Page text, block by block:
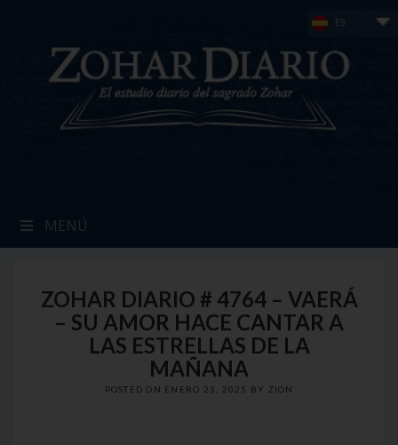
ES
MENÚ
ZOHAR DIARIO # 4764 – VAERÁ
– SU AMOR HACE CANTAR A
LAS ESTRELLAS DE LA
MAÑANA
POSTED ON ENERO 23, 2025 BY ZION